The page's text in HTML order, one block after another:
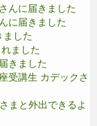
んに届きました
に届きました
ました
ました
きました
受講生 カデックさ
まと外出できるよ